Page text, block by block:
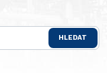
HLEDAT